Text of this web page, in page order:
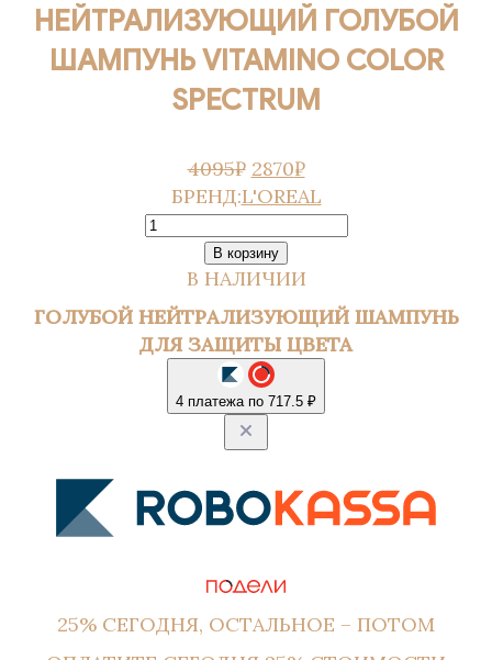
НЕЙТРАЛИЗУЮЩИЙ ГОЛУБОЙ
ШАМПУНЬ VITAMINO COLOR
SPECTRUM
4095₽ ПЕРВОНАЧАЛЬНАЯ
ЦЕНА
СОСТАВЛЯЛА
4095₽.
2870₽ТЕКУЩАЯ
ЦЕНА:
2870₽.
БРЕНД:L'OREAL
КОЛИЧЕСТВО
НЕЙТРАЛИЗУЮЩИЙ
ГОЛУБОЙ
ШАМПУНЬ
VITAMINO
COLOR
SPECTRUM
В корзину
В НАЛИЧИИ
ГОЛУБОЙ НЕЙТРАЛИЗУЮЩИЙ ШАМПУНЬ
ДЛЯ ЗАЩИТЫ ЦВЕТА
4 платежа по 717.5 ₽
25% СЕГОДНЯ, ОСТАЛЬНОЕ – ПОТОМ